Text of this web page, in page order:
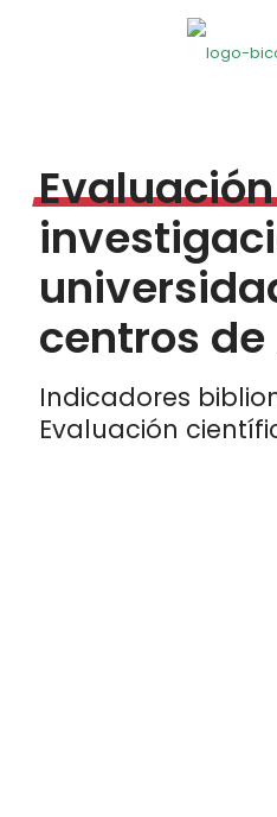
Evaluación
centros de
Indicadores
Evaluación